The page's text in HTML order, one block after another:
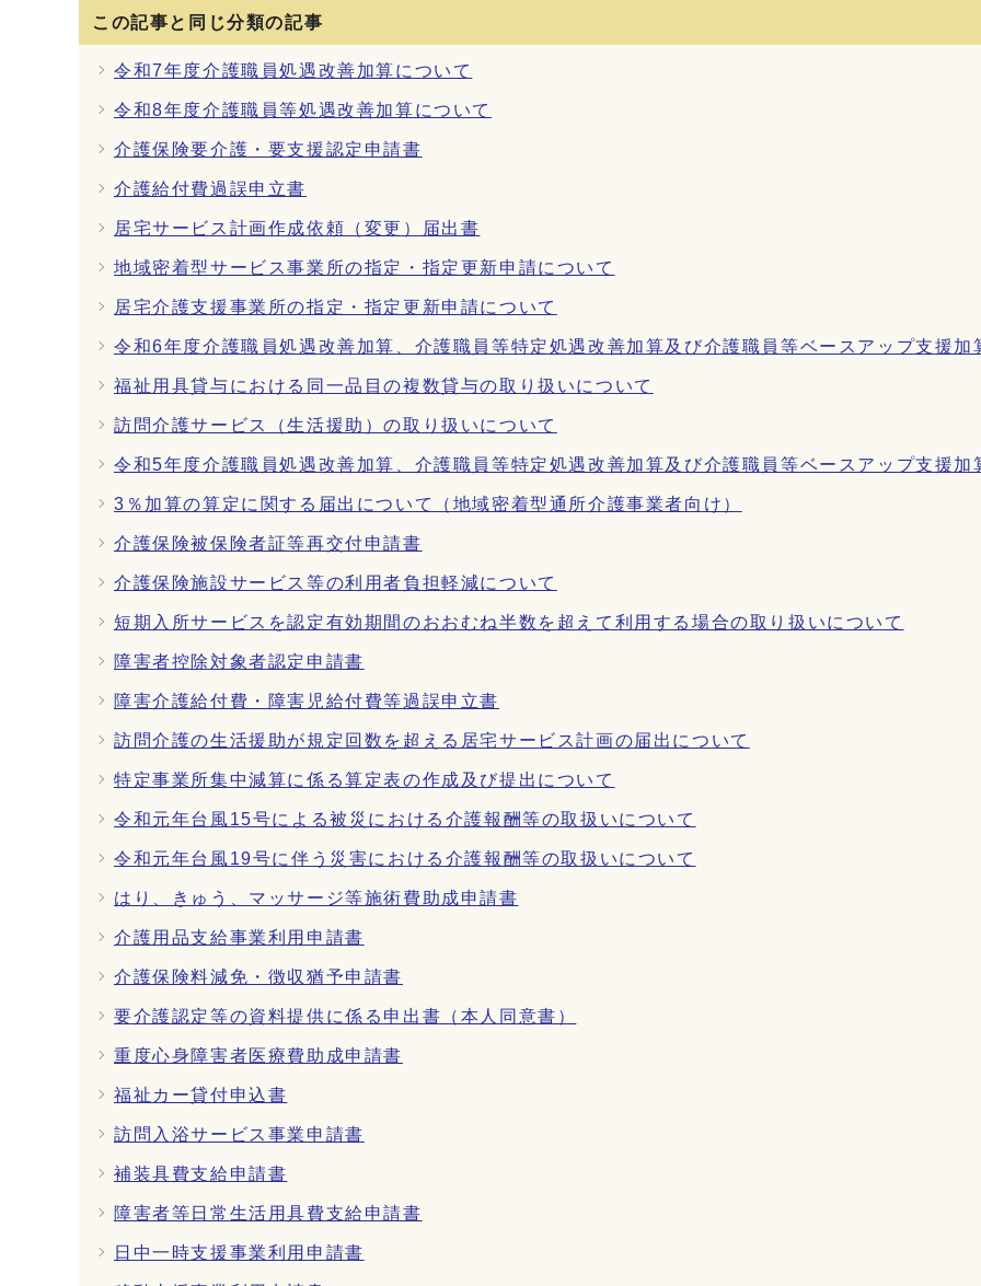
この記事と同じ分類の記事
令和7年度介護職員処遇改善加算について
令和8年度介護職員等処遇改善加算について
介護保険要介護・要支援認定申請書
介護給付費過誤申立書
居宅サービス計画作成依頼（変更）届出書
地域密着型サービス事業所の指定・指定更新申請について
居宅介護支援事業所の指定・指定更新申請について
令和6年度介護職員処遇改善加算、介護職員等特定処遇改善加算及び介護職員等ベースアップ支援加
福祉用具貸与における同一品目の複数貸与の取り扱いについて
訪問介護サービス（生活援助）の取り扱いについて
令和5年度介護職員処遇改善加算、介護職員等特定処遇改善加算及び介護職員等ベースアップ支援加
3％加算の算定に関する届出について（地域密着型通所介護事業者向け）
介護保険被保険者証等再交付申請書
介護保険施設サービス等の利用者負担軽減について
短期入所サービスを認定有効期間のおおむね半数を超えて利用する場合の取り扱いについて
障害者控除対象者認定申請書
障害介護給付費・障害児給付費等過誤申立書
訪問介護の生活援助が規定回数を超える居宅サービス計画の届出について
特定事業所集中減算に係る算定表の作成及び提出について
令和元年台風15号による被災における介護報酬等の取扱いについて
令和元年台風19号に伴う災害における介護報酬等の取扱いについて
はり、きゅう、マッサージ等施術費助成申請書
介護用品支給事業利用申請書
介護保険料減免・徴収猶予申請書
要介護認定等の資料提供に係る申出書（本人同意書）
重度心身障害者医療費助成申請書
福祉カー貸付申込書
訪問入浴サービス事業申請書
補装具費支給申請書
障害者等日常生活用具費支給申請書
日中一時支援事業利用申請書